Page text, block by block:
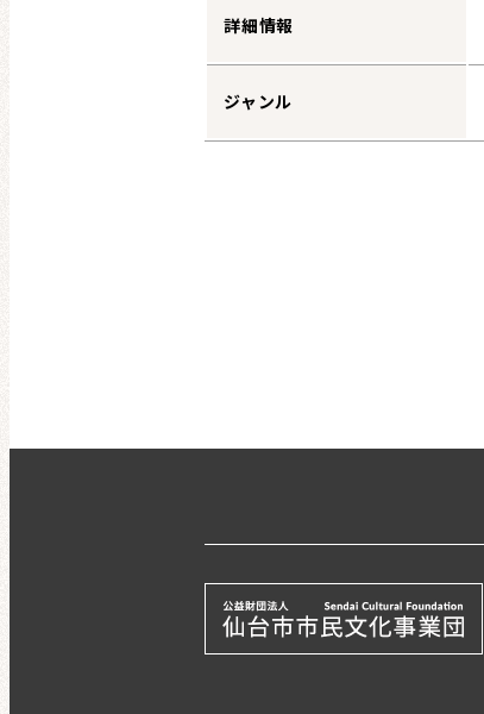
詳細情報
ジャンル